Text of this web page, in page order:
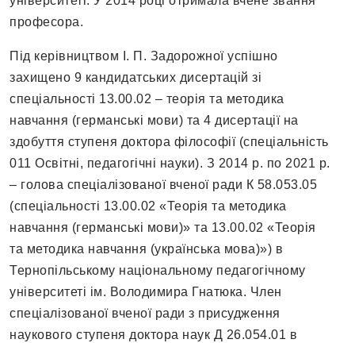
професора.
Під керівництвом І. П. Задорожної успішно
захищено 9 кандидатських дисертацій зі
спеціальності 13.00.02 – теорія та методика
навчання (германські мови) та 4 дисертації на
здобуття ступеня доктора філософії (спеціальність
011 Освітні, педагогічні науки). З 2014 р. по 2021 р.
– голова спеціалізованої вченої ради К 58.053.05
(спеціальності 13.00.02 «Теорія та методика
навчання (германські мови)» та 13.00.02 «Теорія
та методика навчання (українська мова)») в
Тернопільському національному педагогічному
університеті ім. Володимира Гнатюка. Член
спеціалізованої вченої ради з присудження
наукового ступеня доктора наук Д 26.054.01 в